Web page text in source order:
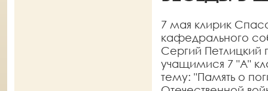
7 мая клирик
кафедрального
Сергий Петлицкий
учащимися 7 "А"
тему: "Память о